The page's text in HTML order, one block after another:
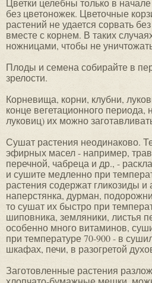
Цветки целебны только в
без цветоножек. Цветочные
растений не удается сорвать
вместе с корнем. В таких
ножницами, чтобы не
Плоды и семена собирайте в
зрелости.
Корневища, корни, клубни,
конце вегетационного периода,
луковиц) их можно
Сушат растения неодинаково.
эфирных масел - например,
перечной, чабреца и др., -
и сушите медленно при
растения содержат гликозиды
наперстянка, дурман,
то сушат их быстро при
шиповника, земляники, листья
особенно много витаминов,
при температуре 70-900 - в
шкафах, печи, в разогретой
Заготовленные растения